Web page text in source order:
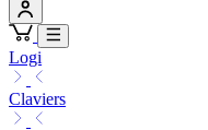
Logi
Claviers